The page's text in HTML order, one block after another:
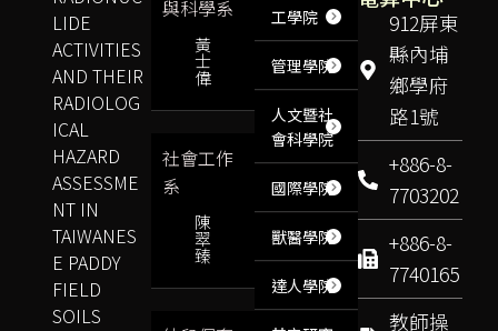
912屏東
縣內埔
鄉學府
路1號
+886-8-
7703202
+886-8-
7740165
教師操
工學院
管理學院
人文暨社
會科學院
國際學院
獸醫學院
達人學院
與科學系
黃
士
偉
社會工作
系
陳
翠
臻
LIDE
ACTIVITIES
AND THEIR
RADIOLOG
ICAL
HAZARD
ASSESSME
NT IN
TAIWANES
E PADDY
FIELD
SOILS